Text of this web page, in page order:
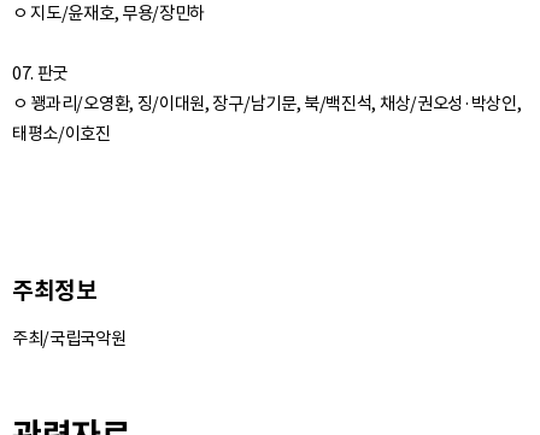
ㅇ 지도/윤재호, 무용/장민하
07. 판굿
ㅇ 꽹과리/오영환, 징/이대원, 장구/남기문, 북/백진석, 채상/권오성·박상인,
주최정보
주최/국립국악원